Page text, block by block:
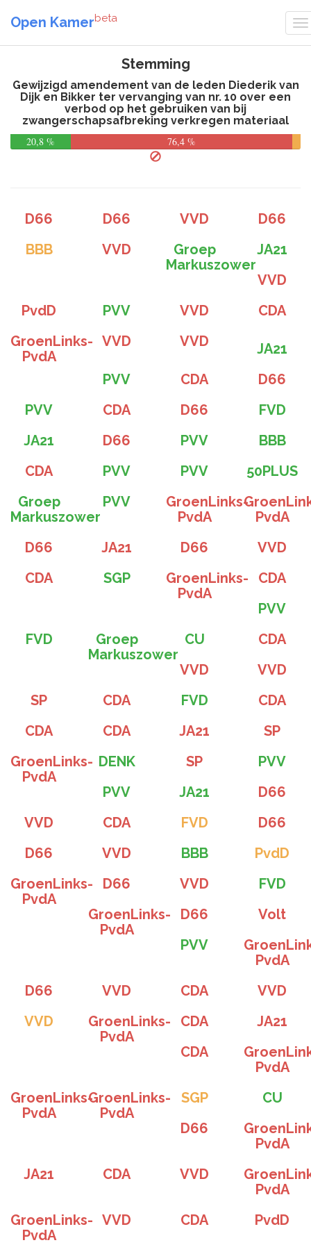
Open Kamerbeta
Stemming
Gewijzigd amendement van de leden Diederik van
Dijk en Bikker ter vervanging van nr. 10 over een
verbod op het gebruiken van bij
zwangerschapsafbreking verkregen materiaal
20,8 %
76,4 %
D66 D66 VVD
D66
BBB
VVD
Groep
Markuszower
JA21
VVD
PvdD
PVV VVD
CDA
GroenLinks-
PvdA
VVD VVD
JA21
PVV
CDA
D66
PVV
CDA D66
FVD
JA21
D66 PVV
BBB
CDA
PVV PVV
50PLUS
Groep
Markuszower
PVV
GroenLinks-
PvdA
PvdA
D66
JA21 D66
VVD
CDA
SGP
GroenLinks-
PvdA
CDA
PVV
FVD
Groep
Markuszower
CU
CDA
VVD
VVD
SP
CDA FVD
CDA
CDA
CDA JA21
SP
GroenLinks-
PvdA
DENK SP
PVV
PVV
JA21
D66
VVD
CDA FVD
D66
D66
VVD BBB
PvdD
GroenLinks-
PvdA
D66 VVD
FVD
GroenLinks-
PvdA
D66
Volt
PVV
PvdA
D66
VVD CDA
VVD
VVD
GroenLinks-
PvdA
CDA
JA21
CDA
PvdA
GroenLinks-
PvdA
GroenLinks-
PvdA
SGP
CU
D66
PvdA
JA21
CDA VVD
PvdA
GroenLinks-
PvdA
VVD CDA
PvdD